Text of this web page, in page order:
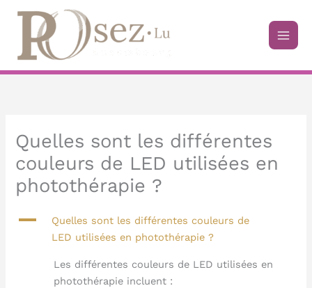
contenu
Quelles sont les différentes
couleurs de LED utilisées en
photothérapie ?
A
Quelles sont les différentes couleurs de
LED utilisées en photothérapie ?
Les différentes couleurs de LED utilisées en
photothérapie incluent :